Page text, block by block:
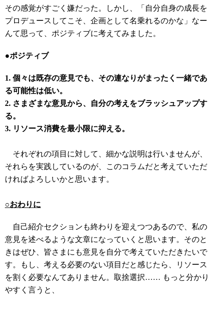
その感覚がすごく嫌だった。しかし、「自分自身の成長を
プロデュースしてこそ、企画として名乗れるのかな」なー
んて思って、ポジティブに考えてみました。
●ポジティブ
1. 個々は既存の意見でも、その連なりがまったく一緒であ
る可能性は低い。
2. さまざまな意見から、自分の考えをブラッシュアップす
る。
3. リソース消費を最小限に抑える。
それぞれの項目に対して、細かな説明は行いませんが、
それらを実践しているのが、このコラムだと考えていただ
ければよろしいかと思います。
○おわりに
自己紹介セクションも終わりを迎えつつあるので、私の
意見を述べるような文章になっていくと思います。そのと
きはぜひ、皆さまにも意見を自分で考えていただきたいで
す。もし、考える必要のない項目だと感じたら、リソース
を割く必要なんてありません。取捨選択…… もっと分かり
やすく言うと、